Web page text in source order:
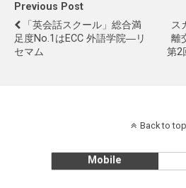
Previous Post
「英会話スクール」総合満
足度No.1はECC 外語学院―リ
セマム
ス
離
第2
Back to top
Mobile